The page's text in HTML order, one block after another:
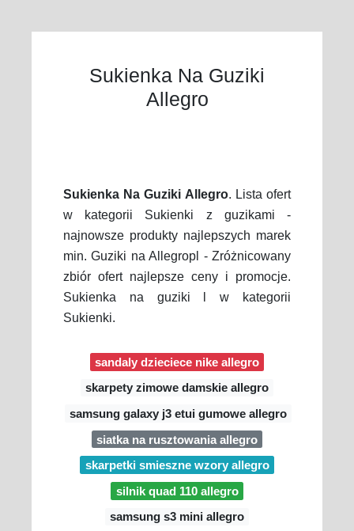
Sukienka Na Guziki
Allegro
Sukienka Na Guziki Allegro. Lista ofert
w kategorii Sukienki z guzikami -
najnowsze produkty najlepszych marek
min. Guziki na Allegropl - Zróżnicowany
zbiór ofert najlepsze ceny i promocje.
Sukienka na guziki l w kategorii
Sukienki.
sandaly dzieciece nike allegro
skarpety zimowe damskie allegro
samsung galaxy j3 etui gumowe allegro
siatka na rusztowania allegro
skarpetki smieszne wzory allegro
silnik quad 110 allegro
samsung s3 mini allegro